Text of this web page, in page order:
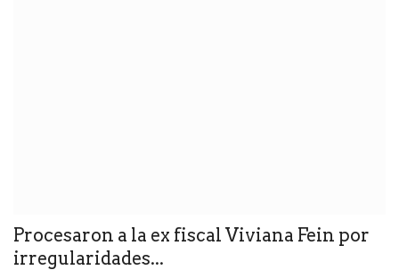
Procesaron a la ex fiscal Viviana Fein por
irregularidades...